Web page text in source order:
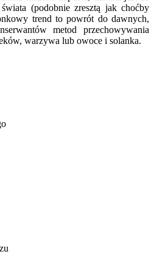
(podobnie zresztą jak choćby
trend to powrót do dawnych,
metod przechowywania
warzywa lub owoce i solanka.